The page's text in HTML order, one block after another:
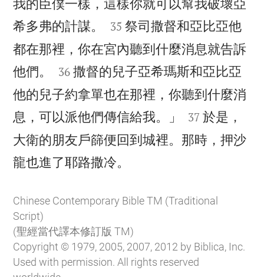
希多弗的計謀。


35 祭司撒督和亞比亞他
都在那裡，你在宮內聽到什麼消息就告訴
他們。


36 撒督的兒子亞希瑪斯和亞比亞
他的兒子約拿單也在那裡，你聽到什麼消
息，可以派他們傳信給我。」


37 於是，
大衛的朋友戶篩便回到城裡。那時，押沙
龍也進了耶路撒冷。
Chinese Contemporary Bible TM (Traditional
Script)
(聖經當代譯本修訂版 TM)
Copyright © 1979, 2005, 2007, 2012 by Biblica, Inc.
Used with permission. All rights reserved